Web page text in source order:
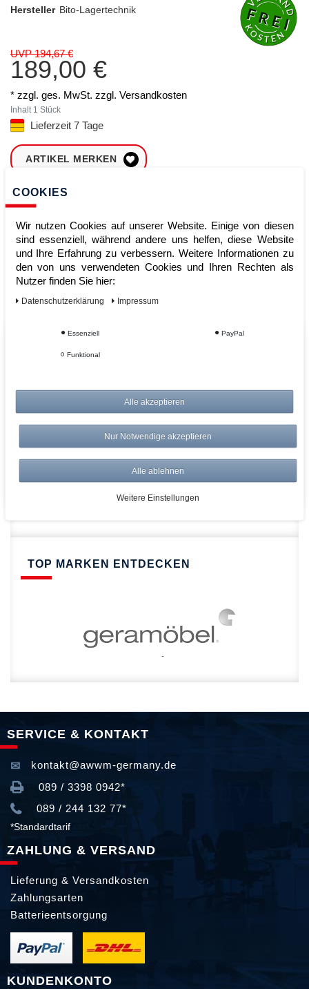
Hersteller Bito-Lagertechnik
UVP 194,67 €
189,00 €
* zzgl. ges. MwSt. zzgl. Versandkosten
Inhalt 1 Stück
Lieferzeit 7 Tage
ARTIKEL MERKEN
ZUM WARENKORB
Sofort lieferbar
Kauf auf Rechnung
Risikolos: 14 Tage Rückgabe
Über 20.000 Artikel
Schnelle Lieferung
TOP MARKEN ENTDECKEN
SERVICE & KONTAKT
kontakt@awwm-germany.de
089 / 3398 0942*
089 / 244 132 77*
*Standardtarif
ZAHLUNG & VERSAND
Lieferung & Versandkosten
Zahlungsarten
Batterieentsorgung
KUNDENKONTO
COOKIES
Wir nutzen Cookies auf unserer Website. Einige von diesen
sind essenziell, während andere uns helfen, diese Website
und Ihre Erfahrung zu verbessern. Weitere Informationen zu
den von uns verwendeten Cookies und Ihren Rechten als
Nutzer finden Sie hier:
Daten­schutz­erklärung Impressum
Essenziell PayPal
Funktional
Alle akzeptieren
Nur Notwendige akzeptieren
Alle ablehnen
Weitere Einstellungen